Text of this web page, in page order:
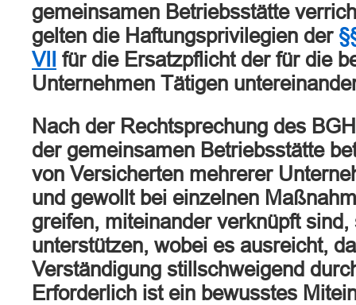
gemeinsamen Betriebsstätte
gelten die Haftungsprivilegien der
VII
für die Ersatzpflicht der für die
Unternehmen Tätigen
Nach der Rechtsprechung des
der gemeinsamen Betriebsstätte
von Versicherten mehrerer
und gewollt bei einzelnen
greifen, miteinander verknüpft
unterstützen, wobei es ausreicht,
Verständigung stillschweigend
Erforderlich ist ein bewusstes